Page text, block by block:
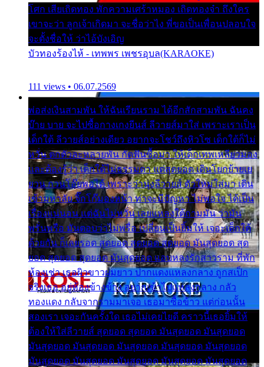
โศก เสียเถิดทอง พักความเศร้าหมอง เถิดทองจ๋า ถึงใคร
เขาจะว่า ลูกเจ้าเกิดมา จะชื่อว่าไง พี่ขอเป็นเพื่อนปลอบใจ
จะตั้งชื่อให้ ว่าไอ้บังเอิญ
บัวทองร้องไห้ - เทพพร เพชรอุบล(KARAOKE)
111 views • 06.07.2569
พ่อส่งเงินสามพัน ให้ฉันเรียนราม ได้อีกสักสามพัน ฉันคง
บ๊าย บาย จะไปซื้อกางเกงยีนส์ ลีวายส์มาใส่ เพราะเราเป็น
เด็กใต้ ลีวายส์อย่างเดียว อยากจะโชว์ถึงหิวโซ เด็กใต้ก็ไม่
หวั่น ตกตัวละหลายพัน กัดฟันซื้อมา ให้เด็กเทพเหลียวมอง
และต้องรู้ว่า เด็กใต้ไม่ธรรมดา แต่สุดยอด เดินโยกย้ายเย
ยวน กวนโอ๊ยพอได้ เพราะว่านุ่งลีวายส์ ตัวใหม่ใส่มา เดิน
เข้ามหาลัย จิ๊กโก๊มองหน้า ท่าจะมีปัญหา ไม่พอใจ ได้เป็น
เรื่องแน่นอน แต่ฉันไม่หวั่น เลยแหลงใต้ถามมัน ว่ามัน
พรั่นพรือ มันตอบว่าไม่พรื่อ เปลี่ยนเป็นยิ้มให้ เจอะเด็กใต้
ด้วยกัน ก็เลยรอด สุดยอด สุดยอด สุดยอด มันสุดยอด สุด
ยอด สุดยอด สุดยอด มันสุดยอด แอบหลงรักสาวราม ที่พัก
ห้องเช่า เธอผิวขาวผมยาว ปากแดงแหลงกลาง ถูกสเป็ก
จริงเธอ อยู่ห้องข้างข้าง อยากเข้าไปแหลงกลาง กลัว
ทองแดง กลับจากรามมาเจอ เธอมาซื้อข้าว แต่ก่อนนั้น
สองเรา เจอะกันครั้งใด เธอไม่เคยไยดี คราวนี้เธอยิ้มให้
ต้องให้ใส่ลีวายส์ สุดยอด สุดยอด มันสุดยอด มันสุดยอด
มันสุดยอด มันสุดยอด มันสุดยอด มันสุดยอด มันสุดยอด
มันสุดยอด มันสุดยอด มันสุดยอด มันสุดยอด มันสุดยอด